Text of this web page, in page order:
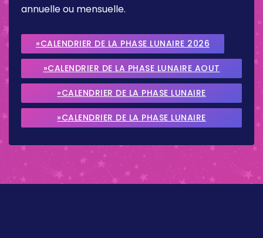
annuelle ou mensuelle.
»CALENDRIER DE LA PHASE LUNAIRE 2026
»CALENDRIER DE LA PHASE LUNAIRE AOUT
2026
»CALENDRIER DE LA PHASE LUNAIRE
SEPTEMBRE 2026
»CALENDRIER DE LA PHASE LUNAIRE